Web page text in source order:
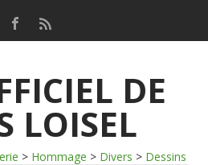
DE
LOISEL
> Hommage > Divers > Dessins